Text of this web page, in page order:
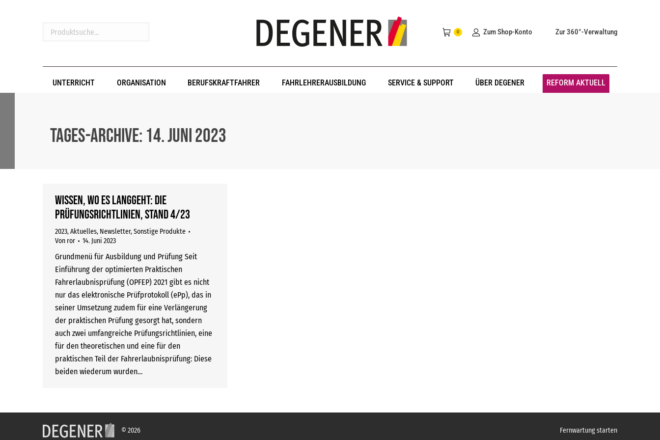
Produktsuche...
0 Zum Shop-Konto Zur 360°-Verwaltung
UNTERRICHT ORGANISATION BERUFSKRAFTFAHRER FAHRLEHRERAUSBILDUNG SERVICE & SUPPORT ÜBER DEGENER REFORM AKTUELL
Tages-Archive: 14. Juni 2023
Wissen, wo es langgeht: Die
Prüfungsrichtlinien, Stand 4/23
2023,Aktuelles, Newsletter,Sonstige Produkte
Von ror 14. Juni 2023
Grundmenü für Ausbildung und Prüfung Seit
Einführung der optimierten Praktischen
Fahrerlaubnisprüfung (OPFEP) 2021 gibt es nicht
nur das elektronische Prüfprotokoll (ePp), das in
seiner Umsetzung zudem für eine Verlängerung
der praktischen Prüfung gesorgt hat, sondern
auch zwei umfangreiche Prüfungsrichtlinien, eine
für den theoretischen und eine für den
praktischen Teil der Fahrerlaubnisprüfung: Diese
beiden wiederum wurden…
© 2026 Fernwartung starten